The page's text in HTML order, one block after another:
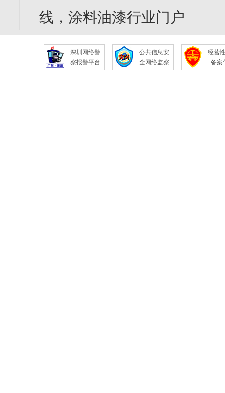
线，涂料油漆行业门户
深圳网络警
察报警平台
公共信息安
全网络监察
经营
备案